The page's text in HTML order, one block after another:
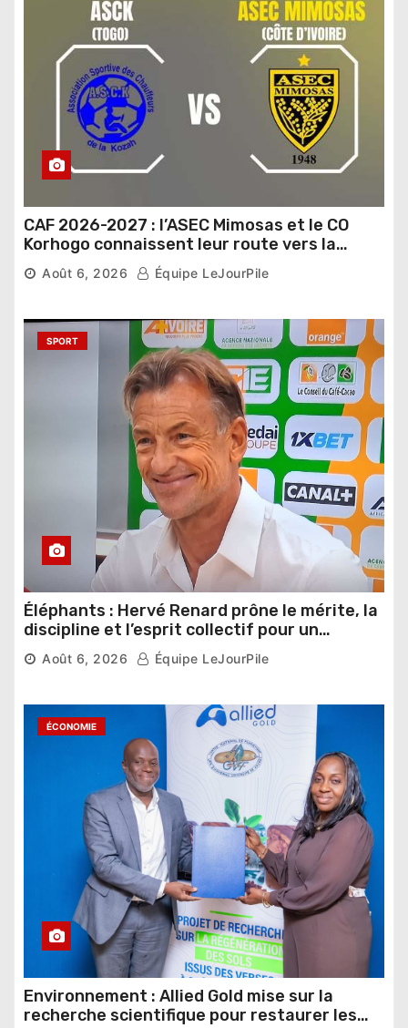
CAF 2026-2027 : l’ASEC Mimosas et le CO
Korhogo connaissent leur route vers la
phase de groupes
Août 6, 2026 Équipe LeJourPile
SPORT
Éléphants : Hervé Renard prône le mérite, la
discipline et l’esprit collectif pour un
nouveau départ
Août 6, 2026 Équipe LeJourPile
ÉCONOMIE
Environnement : Allied Gold mise sur la
recherche scientifique pour restaurer les